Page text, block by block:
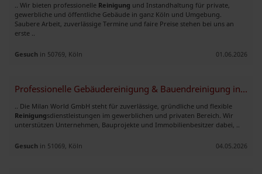
.. Wir bieten professionelle Reinigung und Instandhaltung für private,
gewerbliche und öffentliche Gebäude in ganz Köln und Umgebung.
Saubere Arbeit, zuverlässige Termine und faire Preise stehen bei uns an
erste ..
Gesuch in 50769, Köln 01.06.2026
Professionelle Gebäudereinigung & Bauendreinigung in Köln & Umgebung
.. Die Milan World GmbH steht für zuverlässige, gründliche und flexible
Reinigungsdienstleistungen im gewerblichen und privaten Bereich. Wir
unterstützen Unternehmen, Bauprojekte und Immobilienbesitzer dabei, ..
Gesuch in 51069, Köln 04.05.2026